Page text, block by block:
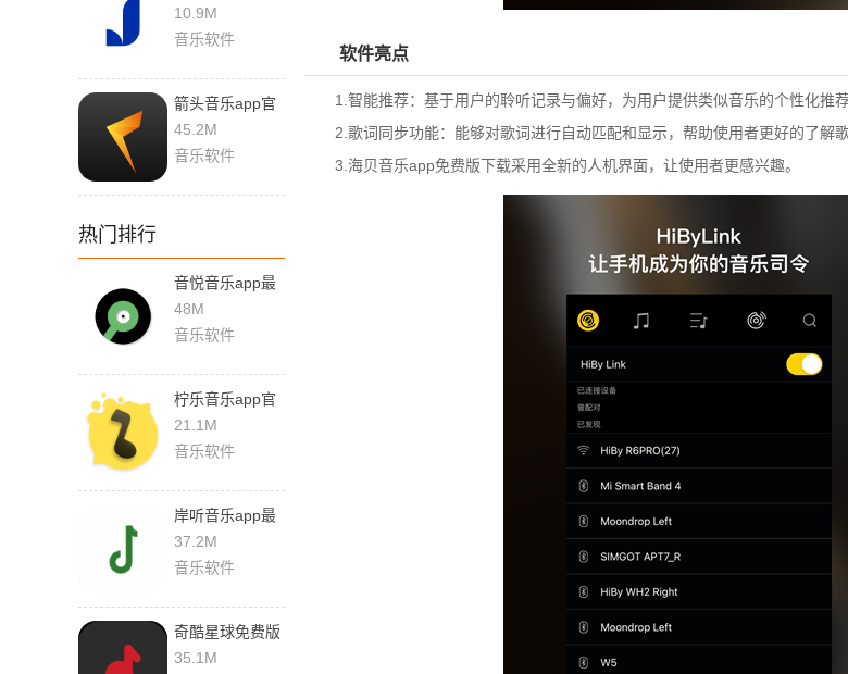
载安卓
10.9M
音乐软件
箭头音乐app官
方下载安装最新
版
45.2M
音乐软件
热门排行
音悦音乐app最
新版
48M
音乐软件
柠乐音乐app官
方下载
21.1M
音乐软件
岸听音乐app最
新版本
37.2M
音乐软件
奇酷星球免费版
35.1M
软件亮点
1.智能推荐：基于用户的聆听记录与偏好，为用户提供类似音乐的个性化推荐
2.歌词同步功能：能够对歌词进行自动匹配和显示，帮助使用者更好的了解歌
3. 海贝音乐app免费版下载采用全新的人机界面，让使用者更感兴趣。